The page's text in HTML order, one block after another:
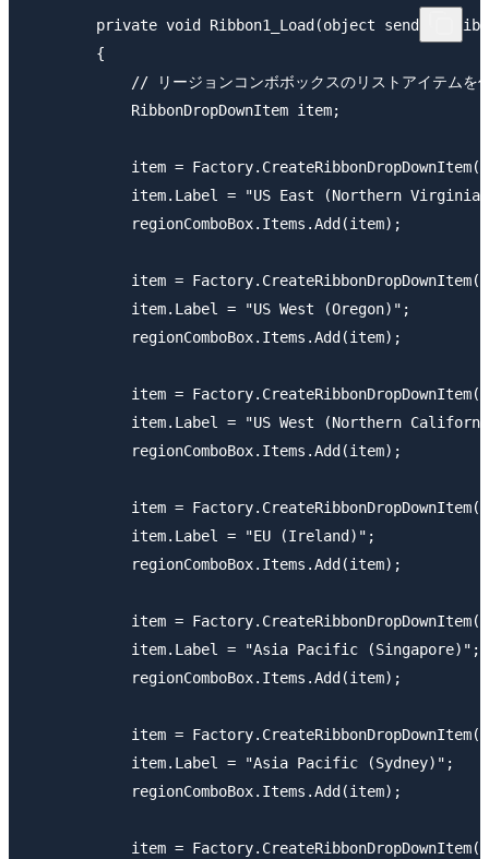
private void Ribbon1_Load(object sender,
        {
// リージョンコンボボックスのリストアイテムを
            RibbonDropDownItem item;
item =
item.Label = "US East (Northern
            regionComboBox.Items.Add(item);
item =
            item.Label = "US West (Oregon)";
            regionComboBox.Items.Add(item);
item =
item.Label = "US West (Northern
            regionComboBox.Items.Add(item);
item =
            item.Label = "EU (Ireland)";
            regionComboBox.Items.Add(item);
item =
            item.Label = "Asia Pacific (Singapore)";
            regionComboBox.Items.Add(item);
item =
            item.Label = "Asia Pacific (Sydney)";
            regionComboBox.Items.Add(item);
item =